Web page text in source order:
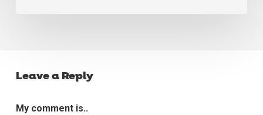
Leave a Reply
My comment is..